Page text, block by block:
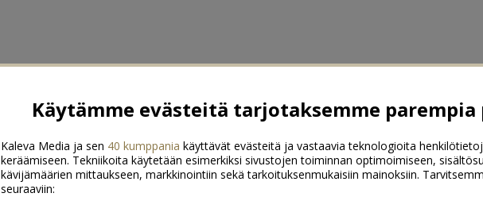
Käytämme evästeitä tarjotaksemme parempia
Kaleva Media ja sen 40 kumppania käyttävät evästeitä ja vastaavia teknologioita
keräämiseen. Tekniikoita käytetään esimerkiksi sivustojen toiminnan optimoimiseen,
kävijämäärien mittaukseen, markkinointiin sekä tarkoituksenmukaisiin mainoksiin.
seuraaviin: